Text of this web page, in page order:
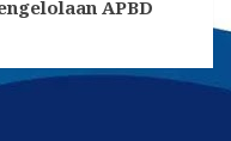
APBD